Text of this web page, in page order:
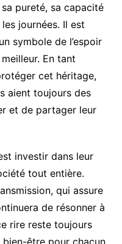
pureté, sa capacité
journées. Il est
symbole de l’espoir
En tant
cet héritage,
aient toujours des
et de partager leur
investir dans leur
tout entière.
qui assure
de résonner à
rire reste toujours
bien-être pour chacun